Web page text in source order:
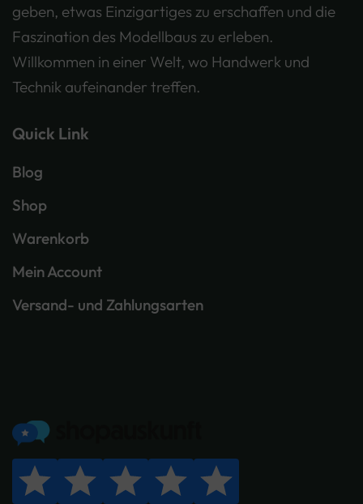
geben, etwas Einzigartiges zu erschaffen und die
Faszination des Modellbaus zu erleben.
Willkommen in einer Welt, wo Handwerk und
Technik aufeinander treffen.
Quick Link
Blog
Shop
Warenkorb
Mein Account
Versand- und Zahlungsarten